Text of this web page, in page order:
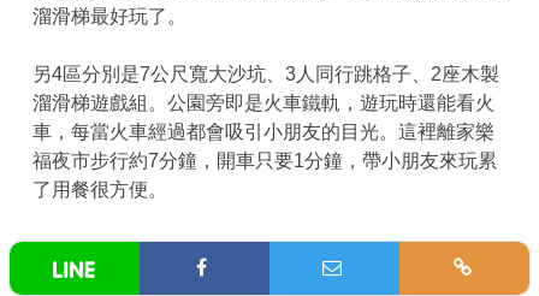
溜滑梯最好玩了。
另4區分別是7公尺寬大沙坑、3人同行跳格子、2座木製
溜滑梯遊戲組。公園旁即是火車鐵軌，遊玩時還能看火
車，每當火車經過都會吸引小朋友的目光。這裡離家樂
福夜市步行約7分鐘，開車只要1分鐘，帶小朋友來玩累
了用餐很方便。